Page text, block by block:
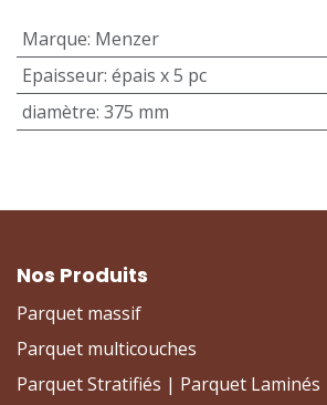
Marque: Menzer
Epaisseur: épais x 5 pc
diamètre: 375 mm
Nos Produits
Parquet massif
Parquet multicouches
Parquet Stratifiés | Parquet Laminés